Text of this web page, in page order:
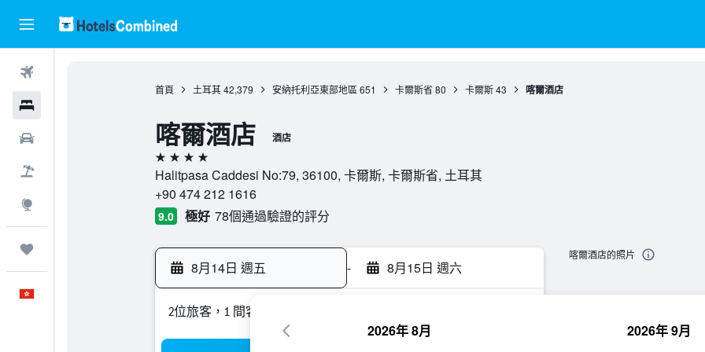
首頁 土耳其 42,379 安納托利亞東部地區 651 卡爾斯省 80 卡爾斯 43 喀爾酒店
喀爾酒店 酒店
4星級
Halitpasa Caddesi No:79, 36100, 卡爾斯, 卡爾斯省, 土耳其
+90 474 212 1616
9.0 極好 78個通過驗證的評分
8月14日 週五 - 8月15日 週六
2位旅客，1 間客房
喀爾酒店的照片
2026年 8月 2026年 9月